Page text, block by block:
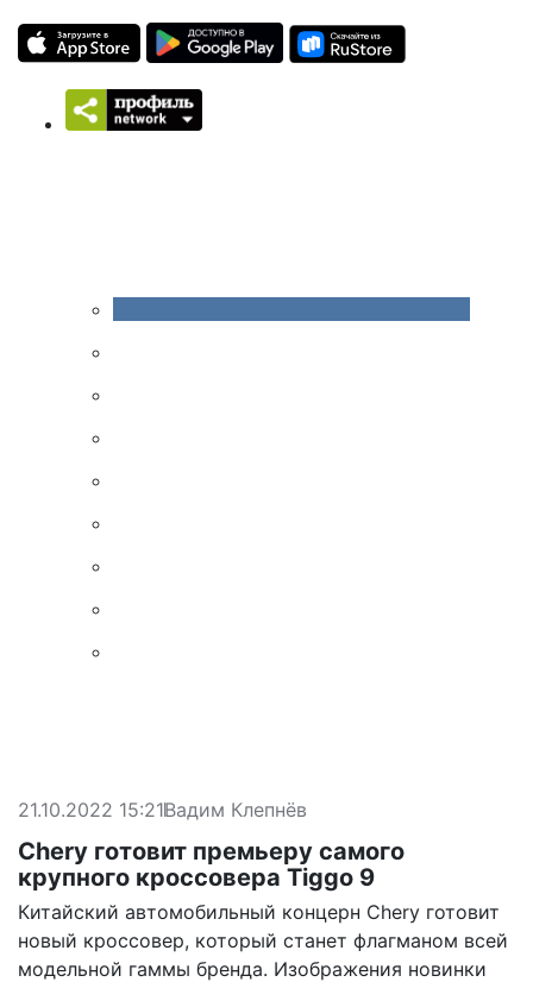
21.10.2022 15:21Вадим Клепнёв
Chery готовит премьеру самого
крупного кроссовера Tiggo 9
Китайский автомобильный концерн Chery готовит
новый кроссовер, который станет флагманом всей
модельной гаммы бренда. Изображения новинки